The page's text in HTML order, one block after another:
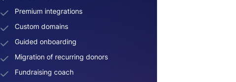
Premium integrations
Custom domains
Guided onboarding
Migration of recurring donors
Fundraising coach